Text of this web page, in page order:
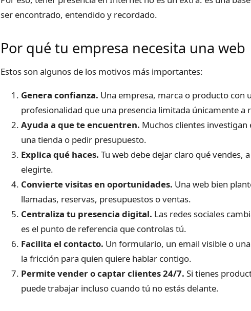
ser encontrado, entendido y recordado.
Por qué tu empresa necesita una web
Estos son algunos de los motivos más importantes:
Genera confianza. Una empresa, marca o producto con
profesionalidad que una presencia limitada únicamente a
Ayuda a que te encuentren. Muchos clientes
una tienda o pedir presupuesto.
Explica qué haces. Tu web debe dejar claro qué vendes,
elegirte.
Convierte visitas en oportunidades. Una web bien
llamadas, reservas, presupuestos o ventas.
Centraliza tu presencia digital. Las redes sociales
es el punto de referencia que controlas tú.
Facilita el contacto. Un formulario, un email visible o
la fricción para quien quiere hablar contigo.
Permite vender o captar clientes 24/7. Si tienes
puede trabajar incluso cuando tú no estás delante.